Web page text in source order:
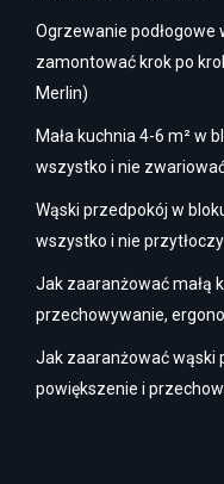
Ogrzewanie podłogowe
zamontować krok po
Merlin)
Mała kuchnia 4-6 m² w
wszystko i nie
Wąski przedpokój w
wszystko i nie przytłoczy
Jak zaaranżować małą
przechowywanie,
Jak zaaranżować wąski
powiększenie i